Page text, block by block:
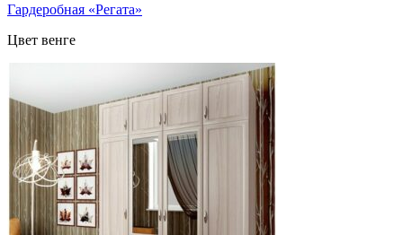
Гардеробная «Регата»
Цвет венге